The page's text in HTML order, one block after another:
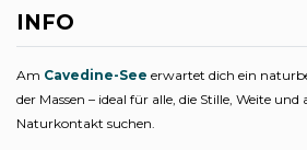
INFO
Am Cavedine-See erwartet dich ein
der Massen – ideal für alle, die Stille, Weite
Naturkontakt suchen.